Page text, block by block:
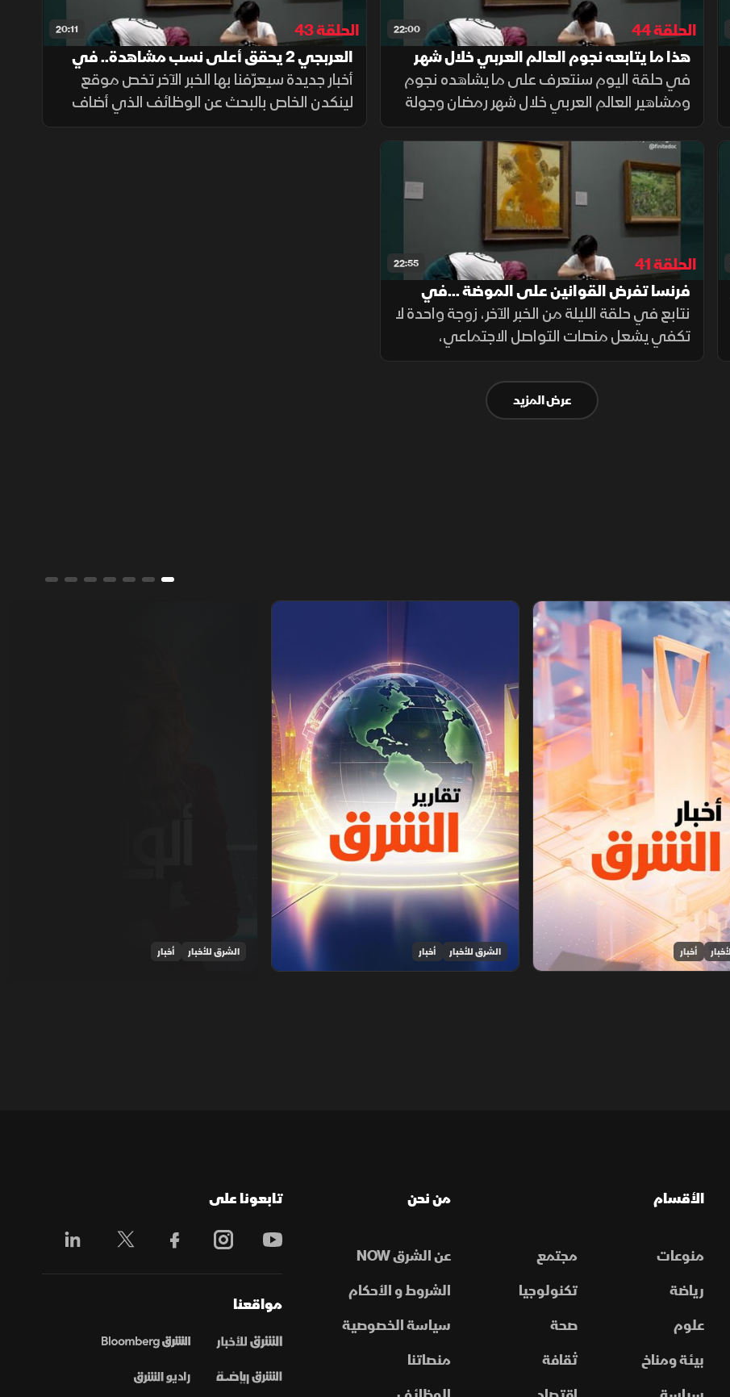
22:00
الحلقة 44
هذا ما يتابعه نجوم العالم العربي خلال شهر
رمضان.. في الخبر الآخر
في حلقة اليوم سنتعرف على ما يشاهده نجوم
ومشاهير العالم العربي خلال شهر رمضان وجولة
للتعرف على الأجواء الرمضانية في بيروت
والدوحة
20:11
الحلقة 43
العربجي 2 يحقق أعلى نسب مشاهدة.. في
الخبر الآخر
أخبار جديدة سيعرّفنا بها الخبر الآخر تخص موقع
لينكدن الخاص بالبحث عن الوظائف الذي أضاف
خاصية جديدة؟.
22:55
الحلقة 41
فرنسا تفرض القوانين على الموضة ...في
الخبر الآخر
نتابع في حلقة الليلة من الخبر الآخر، زوجة واحدة لا
تكفي يشعل منصات التواصل الاجتماعي،
وفرنسا تفرض القوانين على الموضة
عرض المزيد
أخبار
تقارير الشرق
الشرق للأخبار أخبار الشرق للأخبار أخبار
الأقسام
منوعات
مجتمع
رياضة
تكنولوجيا
علوم
صحة
بيئة ومناخ
ثقافة
من نحن
عن الشرق NOW
الشروط و الأحكام
سياسة الخصوصية
منصاتنا
تابعونا على
مواقعنا